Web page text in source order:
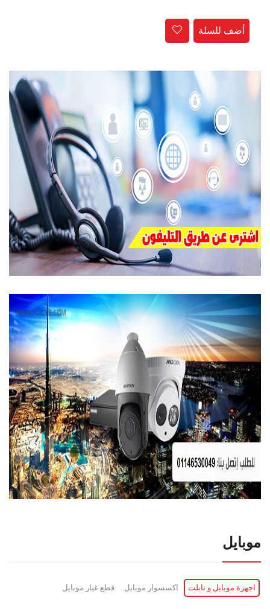
أضف للسلة
موبايل
اجهزة موبايل و تابلت اكسسوار موبايل قطع غيار موبايل